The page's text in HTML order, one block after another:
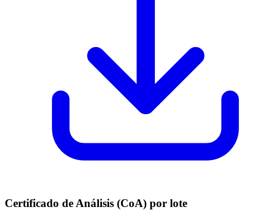
Certificado de Análisis (CoA) por lote